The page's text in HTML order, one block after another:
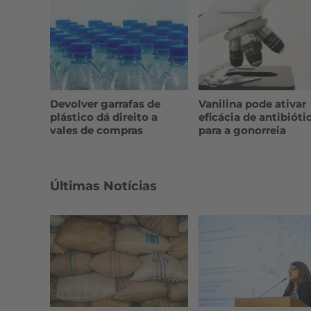
Devolver garrafas de
plástico dá direito a
vales de compras
Vanilina pode ativar
eficácia de
para a gonorreia
Últimas Notícias